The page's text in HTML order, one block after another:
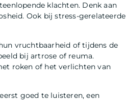
klachten. Denk aan
Ook bij stress-gerelateerde
vruchtbaarheid of tijdens de
bij artrose of reuma.
roken of het verlichten van
goed te luisteren, een